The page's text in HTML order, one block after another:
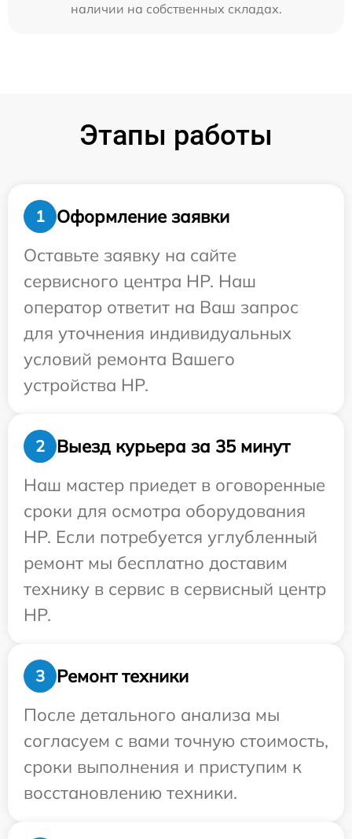
наличии на собственных складах.
Этапы работы
1
Оформление заявки
Оставьте заявку на сайте
сервисного центра HP. Наш
оператор ответит на Ваш запрос
для уточнения индивидуальных
условий ремонта Вашего
устройства HP.
2
Выезд курьера за 35 минут
Наш мастер приедет в оговоренные
сроки для осмотра оборудования
HP. Если потребуется углубленный
ремонт мы бесплатно доставим
технику в сервис в сервисный центр
HP.
3
Ремонт техники
После детального анализа мы
согласуем с вами точную стоимость,
сроки выполнения и приступим к
восстановлению техники.